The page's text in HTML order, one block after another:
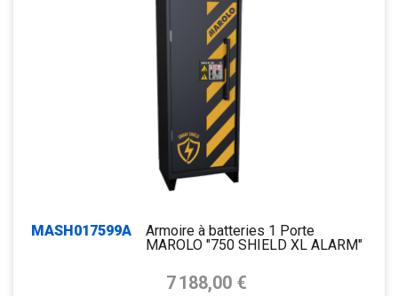
MASH017599A
Armoire à batteries 1 Porte
MAROLO "750 SHIELD XL ALARM"
Prix de base
7 188,00 €